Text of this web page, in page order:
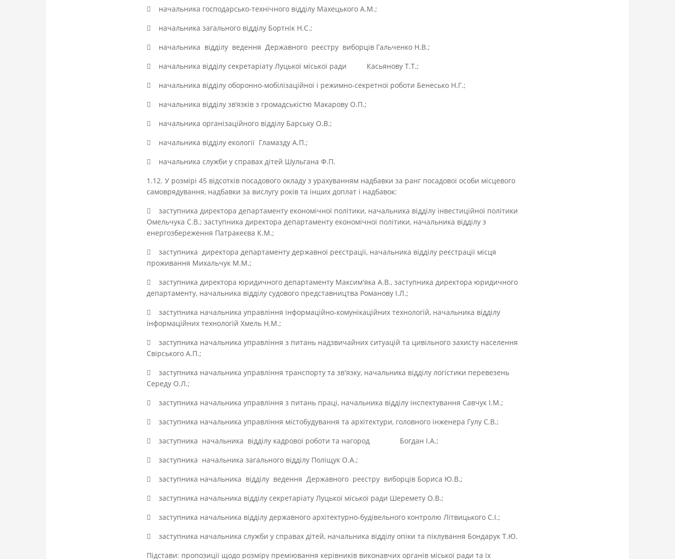
 начальника господарсько-технічного відділу Махецького А.М.;
 начальника загального відділу Бортнік Н.С.;
 начальника відділу ведення Державного реєстру виборців Гальченко Н.В.;
 начальника відділу секретаріату Луцької міської ради Касьянову Т.Т.;
 начальника відділу оборонно-мобілізаційної і режимно-секретної роботи Бенесько Н.Г.;
 начальника відділу зв’язків з громадськістю Макарову О.П.;
 начальника організаційного відділу Барську О.В.;
 начальника відділу екології Гламазду А.П.;
 начальника служби у справах дітей Шульгана Ф.П.
1.12. У розмірі 45 відсотків посадового окладу з урахуванням надбавки за ранг посадової особи місцевого
самоврядування, надбавки за вислугу років та інших доплат і надбавок:
 заступника директора департаменту економічної політики, начальника відділу інвестиційної політики
Омельчука С.В.; заступника директора департаменту економічної політики, начальника відділу з
енергозбереження Патракеєва К.М.;
 заступника директора департаменту державної реєстрації, начальника відділу реєстрації місця
проживання Михальчук М.М.;
 заступника директора юридичного департаменту Максим'яка А.В., заступника директора юридичного
департаменту, начальника відділу судового представництва Романову І.Л.;
 заступника начальника управління інформаційно-комунікаційних технологій, начальника відділу
інформаційних технологій Хмель Н.М.;
 заступника начальника управління з питань надзвичайних ситуацій та цивільного захисту населення
Свірського А.П.;
 заступника начальника управління транспорту та зв'язку, начальника відділу логістики перевезень
Середу О.Л.;
 заступника начальника управління з питань праці, начальника відділу інспектування Савчук І.М.;
 заступника начальника управління містобудування та архітектури, головного інженера Гулу С.В.;
 заступника начальника відділу кадрової роботи та нагород Богдан І.А.;
 заступника начальника загального відділу Поліщук О.А.;
 заступника начальника відділу ведення Державного реєстру виборців Бориса Ю.В.;
 заступника начальника відділу секретаріату Луцької міської ради Шеремету О.В.;
 заступника начальника відділу державного архітектурно-будівельного контролю Літвицького С.І.;
 заступника начальника служби у справах дітей, начальника відділу опіки та піклування Бондарук Т.Ю.
Підстави: пропозиції щодо розміру преміювання керівників виконавчих органів міської ради та їх